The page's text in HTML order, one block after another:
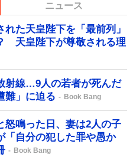
ニュース
た天皇陛下を「最前列」
天皇陛下が尊敬される理
射線…9人の若者が死んだ
難」に迫る
Book Bang
怒鳴った日、妻は2人の子
自分の犯した罪や愚か
Book Bang